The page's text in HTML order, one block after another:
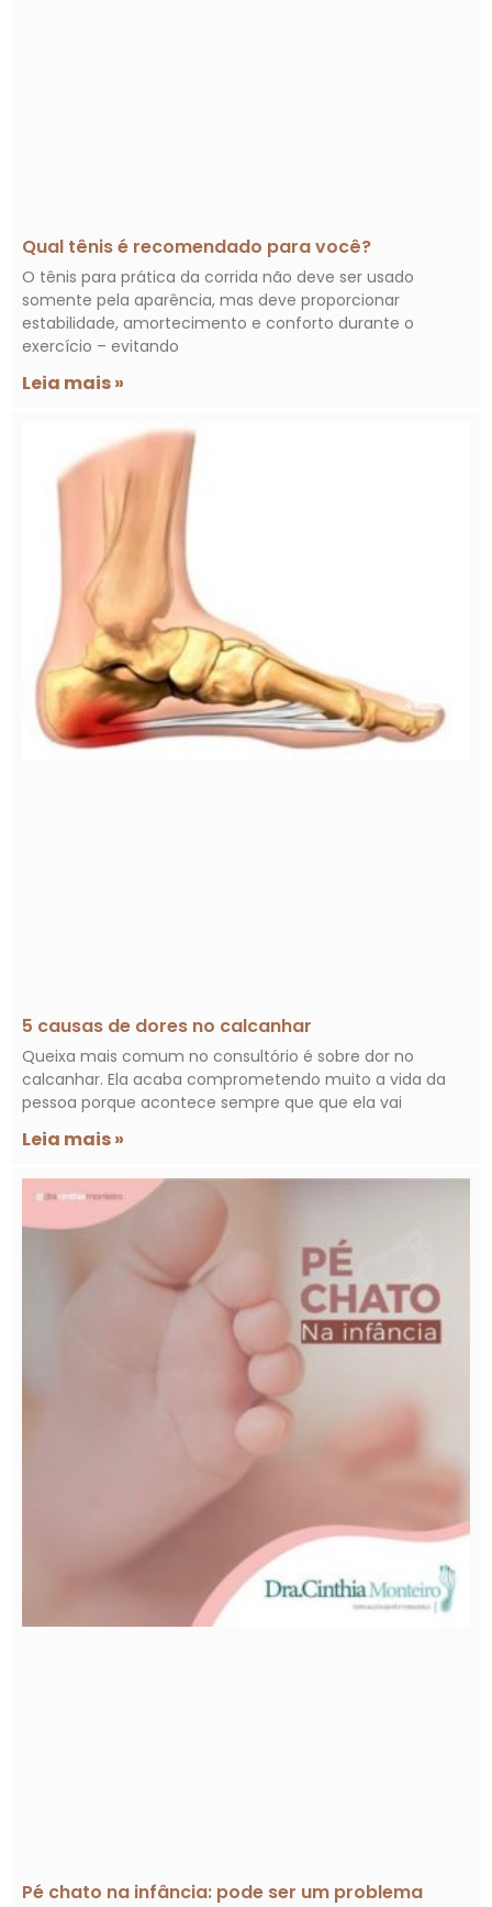
Qual tênis é recomendado para você?
O tênis para prática da corrida não deve ser usado
somente pela aparência, mas deve proporcionar
estabilidade, amortecimento e conforto durante o
exercício – evitando
Leia mais »
5 causas de dores no calcanhar
Queixa mais comum no consultório é sobre dor no
calcanhar. Ela acaba comprometendo muito a vida da
pessoa porque acontece sempre que que ela vai
Leia mais »
Pé chato na infância: pode ser um problema